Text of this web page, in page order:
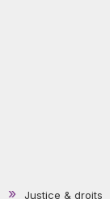
Justice & droits